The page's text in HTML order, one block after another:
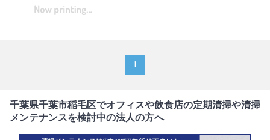
1
千葉県千葉市稲毛区でオフィスや飲食店の定期清掃や清掃
メンテナンスを検討中の法人の方へ